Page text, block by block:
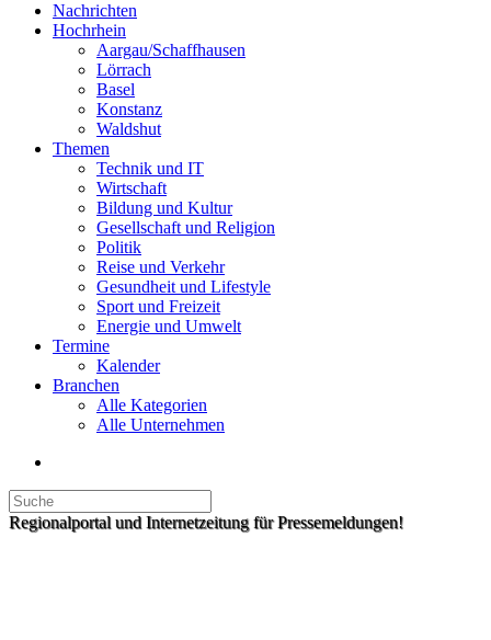
Nachrichten
Hochrhein
Aargau/Schaffhausen
Lörrach
Basel
Konstanz
Waldshut
Themen
Technik und IT
Wirtschaft
Bildung und Kultur
Gesellschaft und Religion
Politik
Reise und Verkehr
Gesundheit und Lifestyle
Sport und Freizeit
Energie und Umwelt
Termine
Kalender
Branchen
Alle Kategorien
Alle Unternehmen
Regionalportal und Internetzeitung für Pressemeldungen!